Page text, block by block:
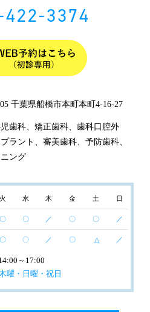
422-3374
千葉県船橋市本町本町4-16-27
歯科、矯正歯科、歯科口腔外
ラント、審美歯科、予防歯科、
ング
火 水 木 金 土 日
〇 〇 ／ 〇 〇 ／
〇 〇 ／ 〇 △ ／
～17:00
曜・日曜・祝日